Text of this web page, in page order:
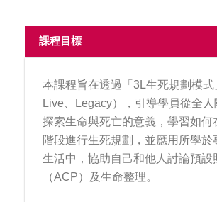
課程目標
本課程旨在透過「3L生死規劃模式
Live、Legacy），引導學員從全
探索生命與死亡的意義，學習如何
階段進行生死規劃，並應用所學於
生活中，協助自己和他人討論預設
（ACP）及生命整理。